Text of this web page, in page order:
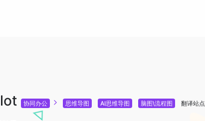
协同办公 思维导图 AI思维导图 脑图\流程图 翻译站点